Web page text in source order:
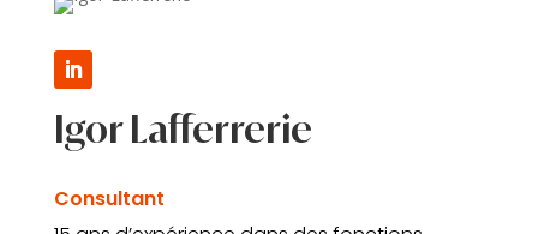
Igor Lafferrerie
Consultant